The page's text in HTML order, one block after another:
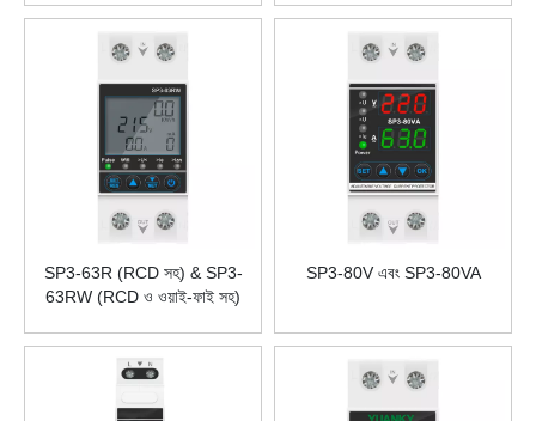
SP3-63R (RCD সহ) & SP3-
63RW (RCD ও ওয়াই-ফাই সহ)
SP3-80V এবং SP3-80VA